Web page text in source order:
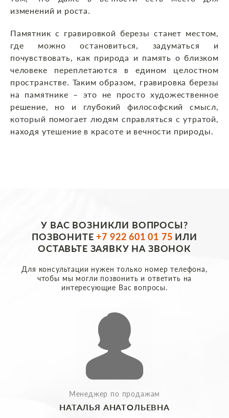
изменений и роста.
Памятник с гравировкой березы станет местом,
где можно остановиться, задуматься и
почувствовать, как природа и память о близком
человеке переплетаются в едином целостном
пространстве. Таким образом, гравировка березы
на памятнике – это не просто художественное
решение, но и глубокий философский смысл,
который помогает людям справляться с утратой,
находя утешение в красоте и вечности природы.
У ВАС ВОЗНИКЛИ ВОПРОСЫ?
ПОЗВОНИТЕ+7 922 601 01 75 ИЛИ
ОСТАВЬТЕ ЗАЯВКУ НА ЗВОНОК
Для консультации нужен только номер телефона,
чтобы мы могли позвонить и ответить на
интересующие Вас вопросы.
Менеджер по продажам
НАТАЛЬЯ АНАТОЛЬЕВНА